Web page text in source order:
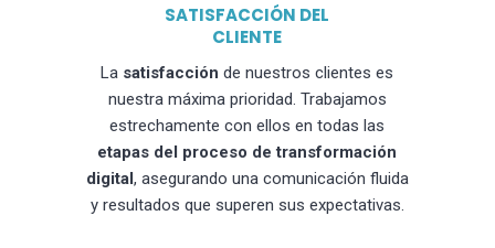
SATISFACCIÓN DEL
CLIENTE
La satisfacción de nuestros clientes es
nuestra máxima prioridad. Trabajamos
estrechamente con ellos en todas las
etapas del proceso de transformación
digital, asegurando una comunicación fluida
y resultados que superen sus expectativas.